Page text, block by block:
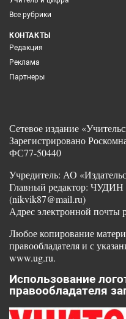
Все рубрики
КОНТАКТЫ
Редакция
Реклама
Партнеры
Сетевое издание
Зарегистрировано
ФС77-50440
Учредитель: АО
Главный редактор:
(nikvik87@mail.ru)
Адрес электронной почты
Любое копирование
правообладателя и с
www.ug.ru.
Использование
правообладателя